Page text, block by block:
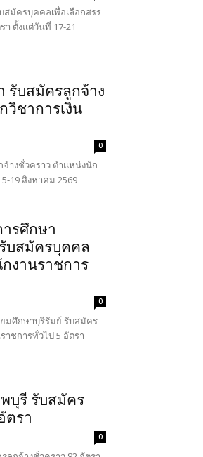
มัครบุคคลเพื่อเลือกสรร
า ตั้งแต่วันที่ 17-21
รับสมัครลูกจ้าง
ชาการเงิน
0
างชั่วคราว ตำแหน่งนัก
19 สิงหาคม 2569
รศึกษา
บสมัครบุคคล
กงานราชการ
0
มศึกษาบุรีรัมย์ รับสมัคร
าชการทั่วไป 5 อัตรา
บุรี รับสมัคร
ตรา
0